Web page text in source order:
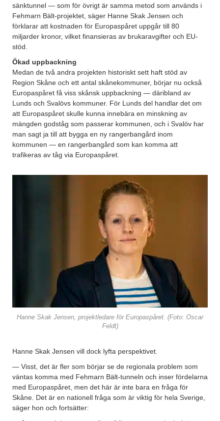
sänktunnel — som för övrigt är samma metod som används i
Fehmarn Bält-projektet, säger Hanne Skak Jensen och
förklarar att kostnaden för Europaspåret uppgår till 80
miljarder kronor, vilket finansieras av brukaravgifter och EU-
stöd.
Ökad uppbackning
Medan de två andra projekten historiskt sett haft stöd av
Region Skåne och ett antal skånekommuner, börjar nu också
Europaspåret få viss skånsk uppbackning — däribland av
Lunds och Svalövs kommuner. För Lunds del handlar det om
att Europaspåret skulle kunna innebära en minskning av
mängden godståg som passerar kommunen, och i Svalöv har
man sagt ja till att bygga en ny rangerbangård inom
kommunen — en rangerbangård som kan komma att
trafikeras av tåg via Europaspåret.
Hanne Skak Jensen, projektledare för Europaspåret. (Foto: Oscar
Feldt)
Hanne Skak Jensen vill dock lyfta perspektivet.
— Visst, det är fler som börjar se de regionala problem som
väntas komma med Fehmarn Bält-tunneln och inser fördelarna
med Europaspåret, men det här är inte bara en fråga för
Skåne. Det är en nationell fråga som är viktig för hela Sverige,
säger hon och fortsätter: